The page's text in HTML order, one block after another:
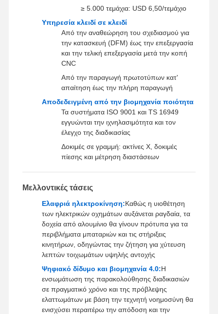
≥ 5.000 τεμάχια: USD 6,50/τεμάχιο
Υπηρεσία κλειδί σε κλειδί
Από την αναθεώρηση του σχεδιασμού για
την κατασκευή (DFM) έως την επεξεργασία
και την τελική επεξεργασία μετά την κοπή
CNC
Από την παραγωγή πρωτοτύπων κατ'
απαίτηση έως την πλήρη παραγωγή
Αποδεδειγμένη από την βιομηχανία ποιότητα
Τα συστήματα ISO 9001 και TS 16949
εγγυώνται την ιχνηλασιμότητα και τον
έλεγχο της διαδικασίας
Δοκιμές σε γραμμή: ακτίνες Χ, δοκιμές
πίεσης και μέτρηση διαστάσεων
Μελλοντικές τάσεις
Ελαφριά ηλεκτροκίνηση:Καθώς η υιοθέτηση
των ηλεκτρικών οχημάτων αυξάνεται ραγδαία, τα
δοχεία από αλουμίνιο θα γίνουν πρότυπα για τα
περιβλήματα μπαταριών και τις στήριξεις
κινητήρων, οδηγώντας την ζήτηση για χύτευση
λεπτών τοιχωμάτων υψηλής αντοχής
Ψηφιακό δίδυμο και βιομηχανία 4.0:Η
ενσωμάτωση της παρακολούθησης διαδικασιών
σε πραγματικό χρόνο και της πρόβλεψης
ελαττωμάτων με βάση την τεχνητή νοημοσύνη θα
ενισχύσει περαιτέρω την απόδοση και την